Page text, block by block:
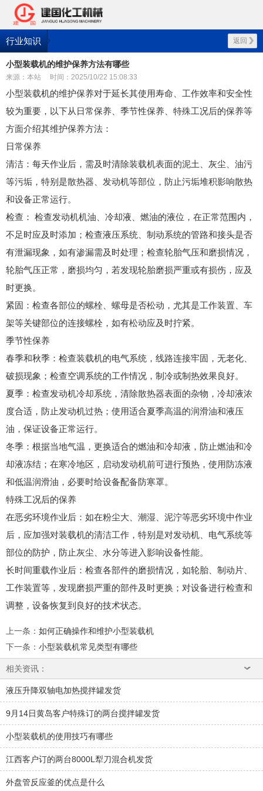
行业知识 返回
小型装载机的维护保养方法有哪些
来源：本站 时间：2025/10/22 15:08:33
小型装载机的维护保养对于延长其使用寿命、工作效率和安全性
较为重要，以下从日常保养、季节性保养、特殊工况后的保养等
方面介绍其维护保养方法：
日常保养
清洁 ：每天作业后，需及时清除装载机表面的泥土、灰尘、油污
等污垢，特别是散热器、发动机等部位，防止污垢堆积影响散热
和设备正常运行。
检查 ： 检查发动机机油、冷却液、燃油的液位，在正常范围内，
不足时应及时添加；检查液压系统、制动系统的管路和接头是否
有泄漏现象，如有渗漏需及时处理；检查轮胎气压和磨损情况，
轮胎气压正常，磨损均匀，若发现轮胎磨损严重或有损伤，应及
时更换。
紧固 ：检查各部位的螺栓、螺母是否松动，尤其是工作装置、车
架等关键部位的连接螺栓，如有松动应及时拧紧。
季节性保养
春季和秋季： 检查装载机的电气系统，线路连接牢固，无老化、
破损现象；检查空调系统的工作情况，制冷或制热效果良好。
夏季 ：检查发动机冷却系统，清除散热器表面的杂物，冷却液浓
度合适，防止发动机过热；使用适合夏季高温的润滑油和液压
油，保证设备正常运行。
冬季 ：根据当地气温，更换适合的燃油和冷却液，防止燃油和冷
却液冻结；在寒冷地区，启动发动机前可进行预热，使用防冻液
和低温润滑油，必要时给设备配备防寒罩。
特殊工况后的保养
在恶劣环境作业后 ：如在粉尘大、潮湿、泥泞等恶劣环境中作业
后，应加强对装载机的清洁工作，特别是对发动机、电气系统等
部位的防护，防止灰尘、水分等进入影响设备性能。
长时间重载作业后 ：检查各部件的磨损情况，如轮胎、制动片、
工作装置等，发现磨损严重的部件及时更换；对设备进行检查和
调整，设备恢复到良好的技术状态。
上一条 ： 如何正确操作和维护小型装载机
下一条 ： 小型装载机常见类型有哪些
相关资讯：
液压升降双轴电加热搅拌罐发货
9月14日黄岛客户特殊订的两台搅拌罐发货
小型装载机的使用技巧有哪些
江西客户订的两台8000L犁刀混合机发货
外盘管反应釜的优点是什么